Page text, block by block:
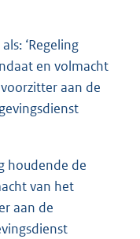
‘Regeling
en volmacht
aan de
houdende de
van het
aan de